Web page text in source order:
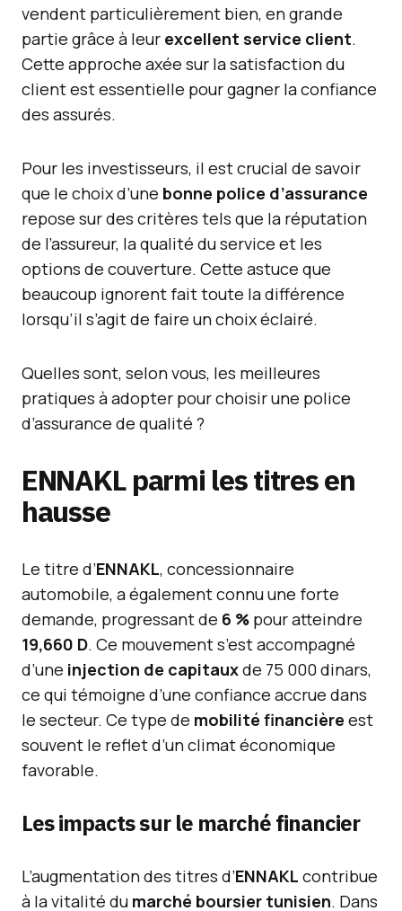
vendent particulièrement bien, en grande
partie grâce à leur excellent service client.
Cette approche axée sur la satisfaction du
client est essentielle pour gagner la confiance
des assurés.
Pour les investisseurs, il est crucial de savoir
que le choix d’une bonne police d’assurance
repose sur des critères tels que la réputation
de l’assureur, la qualité du service et les
options de couverture. Cette astuce que
beaucoup ignorent fait toute la différence
lorsqu’il s’agit de faire un choix éclairé.
Quelles sont, selon vous, les meilleures
pratiques à adopter pour choisir une police
d’assurance de qualité ?
ENNAKL parmi les titres en
hausse
Le titre d’ENNAKL, concessionnaire
automobile, a également connu une forte
demande, progressant de 6 % pour atteindre
19,660 D. Ce mouvement s’est accompagné
d’une injection de capitauxde 75 000 dinars,
ce qui témoigne d’une confiance accrue dans
le secteur. Ce type de mobilité financière est
souvent le reflet d’un climat économique
favorable.
Les impacts sur le marché financier
L’augmentation des titres d’ENNAKL contribue
à la vitalité du marché boursier tunisien. Dans